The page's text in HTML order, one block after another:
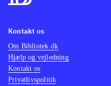
Kontakt os
Om Bibliotek.dk
Hjælp og vejledning
Kontakt os
Privatlivspolitik